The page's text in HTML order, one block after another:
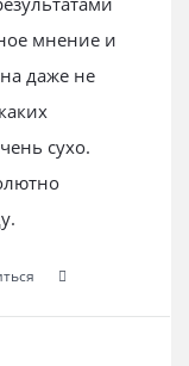
мнение и
даже не
сухо.